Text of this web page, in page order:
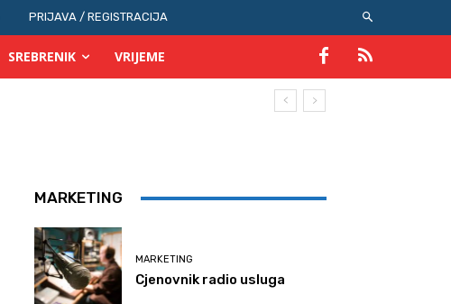
PRIJAVA / REGISTRACIJA
SREBRENIK VRIJEME
MARKETING
MARKETING
Cjenovnik radio usluga